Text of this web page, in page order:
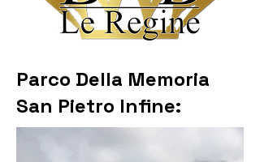
Parco Della Memoria
San Pietro Infine: